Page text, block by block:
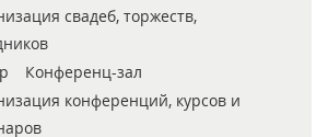
свадеб, торжеств,
Конференц-зал
конференций, курсов и